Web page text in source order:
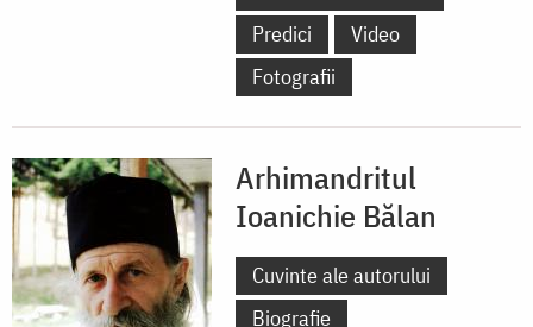
Predici
Video
Fotografii
Arhimandritul
Ioanichie Bălan
Cuvinte ale autorului
Biografie